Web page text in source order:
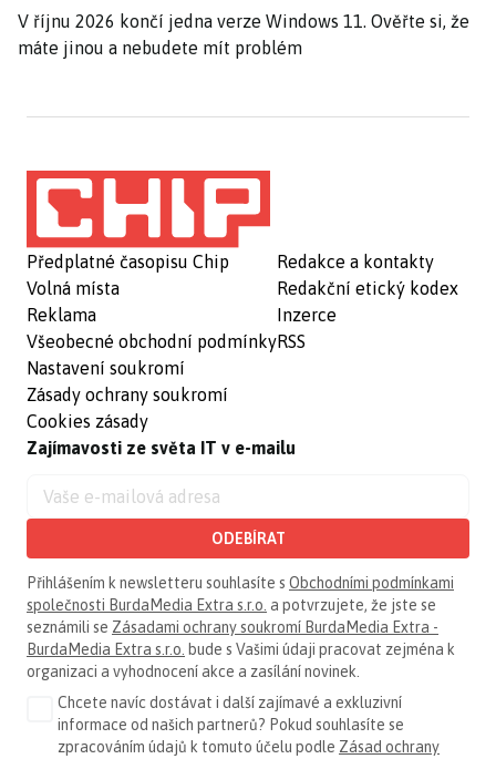
V říjnu 2026 končí jedna verze Windows 11. Ověřte si, že
máte jinou a nebudete mít problém
Předplatné časopisu Chip
Volná místa
Reklama
Všeobecné obchodní podmínky
Nastavení soukromí
Zásady ochrany soukromí
Cookies zásady
Redakce a kontakty
Redakční etický kodex
Inzerce
RSS
Zajímavosti ze světa IT v e-mailu
ODEBÍRAT
Přihlášením k newsletteru souhlasíte s Obchodními podmínkami
společnosti BurdaMedia Extra s.r.o. a potvrzujete, že jste se
seznámili se Zásadami ochrany soukromí BurdaMedia Extra -
BurdaMedia Extra s.r.o. bude s Vašimi údaji pracovat zejména k
organizaci a vyhodnocení akce a zasílání novinek.
Chcete navíc dostávat i další zajímavé a exkluzivní
informace od našich partnerů? Pokud souhlasíte se
zpracováním údajů k tomuto účelu podle Zásad ochrany